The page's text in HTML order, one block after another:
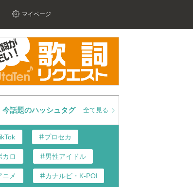
マイページ
今話題のハッシュタグ 全て見る
プロセカ
カロ 男性アイドル
ニメ カナルビ・K-POP和訳